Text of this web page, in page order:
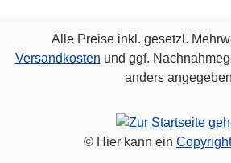
Alle Preise inkl. gesetzl.
Versandkosten und ggf.
anders
© Hier kann ein Copyright